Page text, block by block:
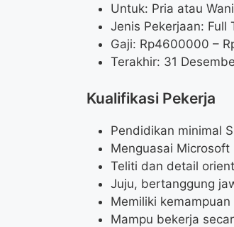
Untuk: Pria atau
Jenis Pekerjaan: Full
Gaji: Rp4600000 –
Terakhir: 31
Kualifikasi Pekerja
Pendidikan minimal
Menguasai Microsoft
Teliti dan detail
Juju, bertanggung
Memiliki
Mampu bekerja